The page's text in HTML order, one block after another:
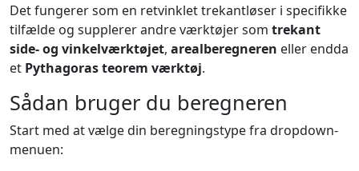
Det fungerer som en retvinklet trekantløser i specifikke
tilfælde og supplerer andre værktøjer som trekant
side- og vinkelværktøjet, arealberegneren eller endda
et Pythagoras teorem værktøj.
Sådan bruger du beregneren
Start med at vælge din beregningstype fra dropdown-
menuen: